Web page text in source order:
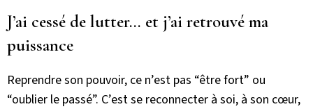
J’ai cessé de lutter… et j’ai retrouvé ma
puissance
Reprendre son pouvoir, ce n’est pas “être fort” ou
“oublier le passé”. C’est se reconnecter à soi, à son cœur,